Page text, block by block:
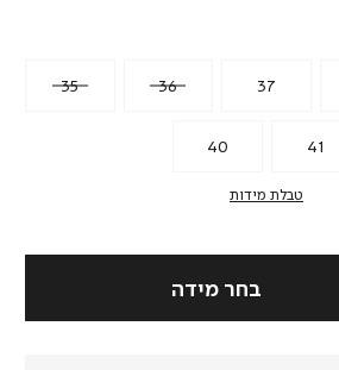
35 36 37
40 41
טבלת מידות